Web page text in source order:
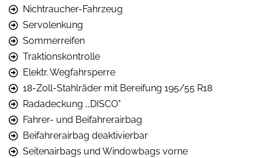
Nichtraucher-Fahrzeug
Servolenkung
Sommerreifen
Traktionskontrolle
Elektr. Wegfahrsperre
18-Zoll-Stahlräder mit Bereifung 195/55 R18
Radadeckung ,,DISCO"
Fahrer- und Beifahrerairbag
Beifahrerairbag deaktivierbar
Seitenairbags und Windowbags vorne